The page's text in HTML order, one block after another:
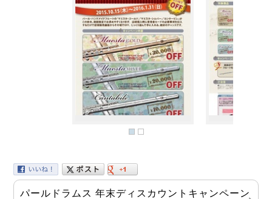
パールドラムス 年末ディスカウントキャンペーン